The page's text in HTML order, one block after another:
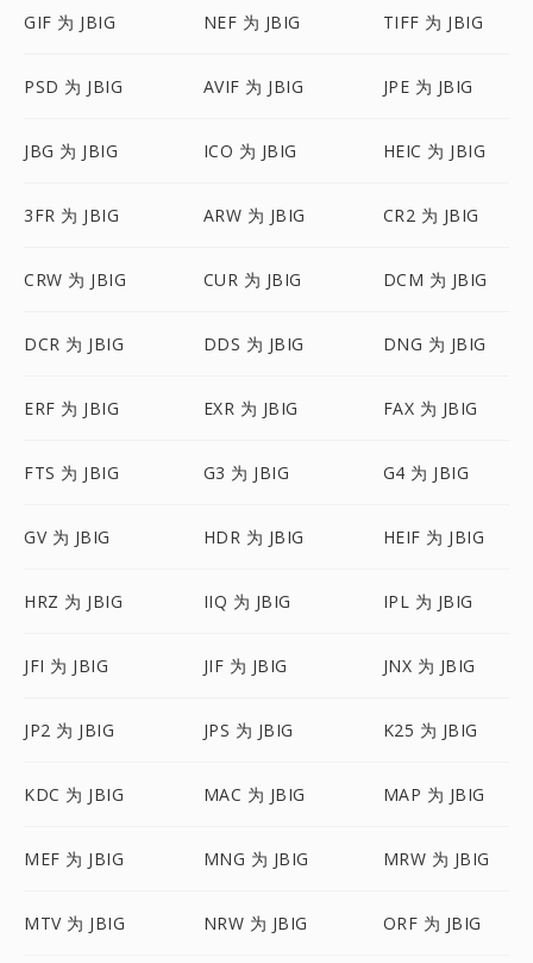
GIF 为 JBIG NEF 为 JBIG TIFF 为 JBIG
PSD 为 JBIG AVIF 为 JBIG JPE 为 JBIG
JBG 为 JBIG ICO 为 JBIG HEIC 为 JBIG
3FR 为 JBIG ARW 为 JBIG CR2 为 JBIG
CRW 为 JBIG CUR 为 JBIG DCM 为 JBIG
DCR 为 JBIG DDS 为 JBIG DNG 为 JBIG
ERF 为 JBIG EXR 为 JBIG FAX 为 JBIG
FTS 为 JBIG G3 为 JBIG G4 为 JBIG
GV 为 JBIG HDR 为 JBIG HEIF 为 JBIG
HRZ 为 JBIG IIQ 为 JBIG IPL 为 JBIG
JFI 为 JBIG JIF 为 JBIG JNX 为 JBIG
JP2 为 JBIG JPS 为 JBIG K25 为 JBIG
KDC 为 JBIG MAC 为 JBIG MAP 为 JBIG
MEF 为 JBIG MNG 为 JBIG MRW 为 JBIG
MTV 为 JBIG NRW 为 JBIG ORF 为 JBIG